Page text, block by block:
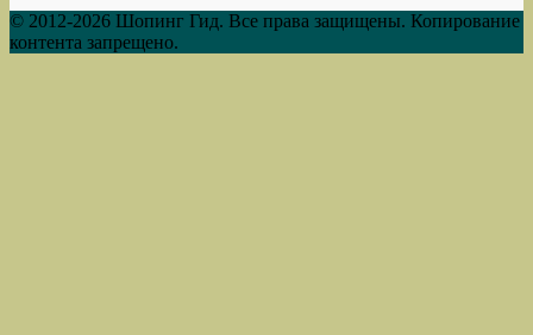
© 2012-2026 Шопинг Гид. Все права защищены. Копирование
контента запрещено.